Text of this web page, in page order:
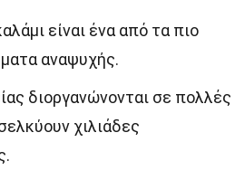
είναι ένα από τα πιο
αναψυχής.
διοργανώνονται σε πολλές
χιλιάδες